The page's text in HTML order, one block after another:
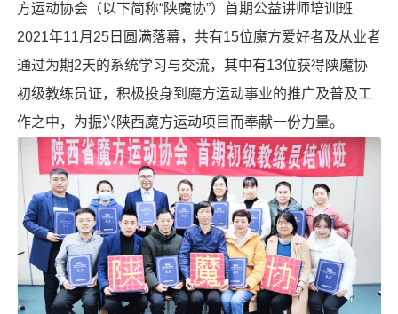
方运动协会（以下简称“陕魔协”）首期公益讲师培训班
2021年11月25日圆满落幕，共有15位魔方爱好者及从业者
通过为期2天的系统学习与交流，其中有13位获得陕魔协
初级教练员证，积极投身到魔方运动事业的推广及普及工
作之中，为振兴陕西魔方运动项目而奉献一份力量。